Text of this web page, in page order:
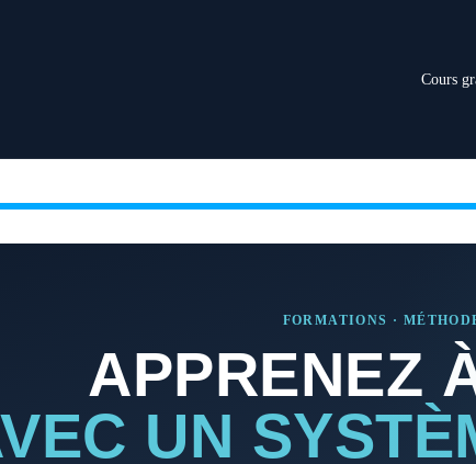
Cours
FORMATIONS ·
APPRENEZ
UN